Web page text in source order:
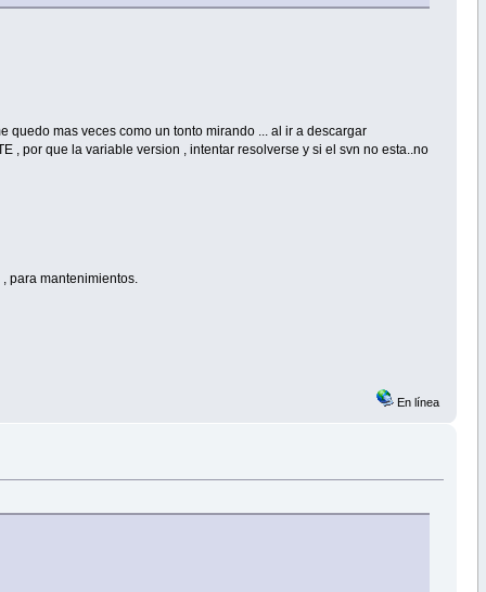
mas veces como un tonto mirando ... al ir a descargar
, por que la variable version , intentar resolverse y si el svn no esta..no
para mantenimientos.
En línea